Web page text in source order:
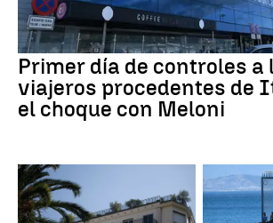
Primer día de controles a
viajeros procedentes de
el choque con Meloni